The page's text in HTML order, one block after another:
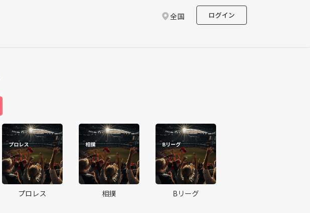
全国 ログイン
プロレス 相撲 Bリーグ